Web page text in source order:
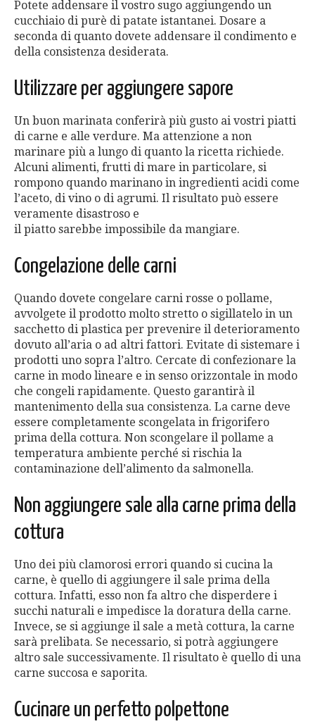
Potete addensare il vostro sugo aggiungendo un
cucchiaio di purè di patate istantanei. Dosare a
seconda di quanto dovete addensare il condimento e
della consistenza desiderata.
Utilizzare per aggiungere sapore
Un buon marinata conferirà più gusto ai vostri piatti
di carne e alle verdure. Ma attenzione a non
marinare più a lungo di quanto la ricetta richiede.
Alcuni alimenti, frutti di mare in particolare, si
rompono quando marinano in ingredienti acidi come
l’aceto, di vino o di agrumi. Il risultato può essere
veramente disastroso e
il piatto sarebbe impossibile da mangiare.
Congelazione delle carni
Quando dovete congelare carni rosse o pollame,
avvolgete il prodotto molto stretto o sigillatelo in un
sacchetto di plastica per prevenire il deterioramento
dovuto all’aria o ad altri fattori. Evitate di sistemare i
prodotti uno sopra l’altro. Cercate di confezionare la
carne in modo lineare e in senso orizzontale in modo
che congeli rapidamente. Questo garantirà il
mantenimento della sua consistenza. La carne deve
essere completamente scongelata in frigorifero
prima della cottura. Non scongelare il pollame a
temperatura ambiente perché si rischia la
contaminazione dell’alimento da salmonella.
Non aggiungere sale alla carne prima della
cottura
Uno dei più clamorosi errori quando si cucina la
carne, è quello di aggiungere il sale prima della
cottura. Infatti, esso non fa altro che disperdere i
succhi naturali e impedisce la doratura della carne.
Invece, se si aggiunge il sale a metà cottura, la carne
sarà prelibata. Se necessario, si potrà aggiungere
altro sale successivamente. Il risultato è quello di una
carne succosa e saporita.
Cucinare un perfetto polpettone